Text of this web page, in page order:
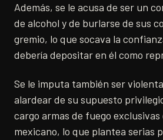
Además, se le acusa de ser un
de alcohol y de burlarse de sus
gremio, lo que socava la
debería depositar en él como
Se le imputa también ser
alardear de su supuesto
cargo armas de fuego
mexicano, lo que plantea serias